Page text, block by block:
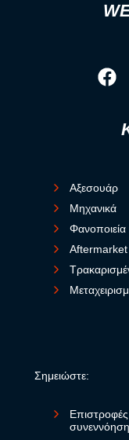
Αξεσουάρ
Μηχανικά
Φανοποιεία
Aftermarket
Σημειώστε:
Επιστροφές